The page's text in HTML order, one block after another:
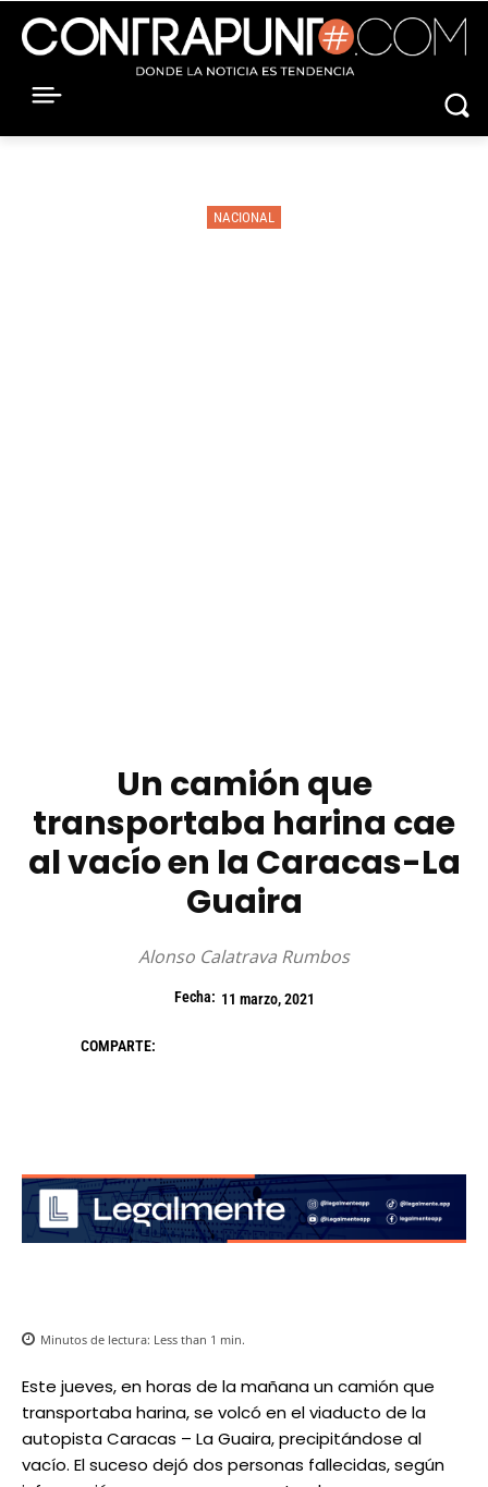
NACIONAL
Un camión que
transportaba harina cae
al vacío en la Caracas-La
Guaira
Alonso Calatrava Rumbos
Fecha: 11 marzo, 2021
COMPARTE:
Minutos de lectura: Less than 1 min.
Este jueves, en horas de la mañana un camión que
transportaba harina, se volcó en el viaducto de la
autopista Caracas – La Guaira, precipitándose al
vacío. El suceso dejó dos personas fallecidas, según